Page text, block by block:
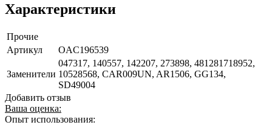
Характеристики
Прочие
Артикул
OAC196539
Заменители
047317, 140557, 142207, 273898, 481281718952,
10528568, CAR009UN, AR1506, GG134,
SD49004
Добавить отзыв
Ваша оценка:
Опыт использования: